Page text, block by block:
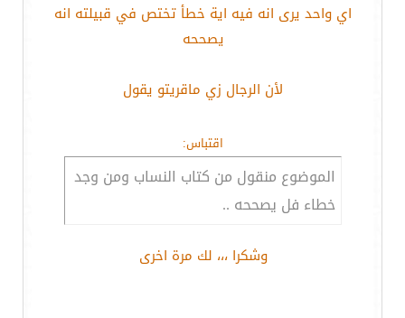
اي واحد يرى انه فيه اية خطأ تختص في قبيلته انه
يصححه
لأن الرجال زي ماقريتو يقول
اقتباس:
الموضوع منقول من كتاب النساب ومن وجد
خطاء فل يصححه ..
وشكرا ،،، لك مرة اخرى